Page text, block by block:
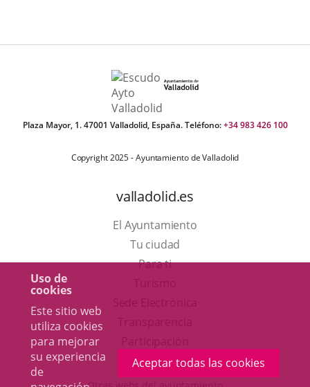
Uso de
cookies
Este sitio web
utiliza cookies
para mejorar
su experiencia
de
Aceptar todas las cookies
Plaza Mayor, 1. 47001 Valladolid, España. Teléfono:+34 983 426 100
Copyright 2025 - Ayuntamiento de Valladolid
valladolid.es
El Ayuntamiento
Tu ciudad
Para ti
en
una
aplicación
externa.